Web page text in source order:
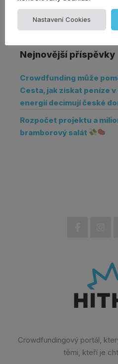
Nejnovější příspěvky
Crowdfunding může
Cesta, jak získat peníze
energií decimují české
Rozpočet projektu a
bramborový salát
Crowdfundingový portál,
těmi, kteří je
Nastavení Cookies